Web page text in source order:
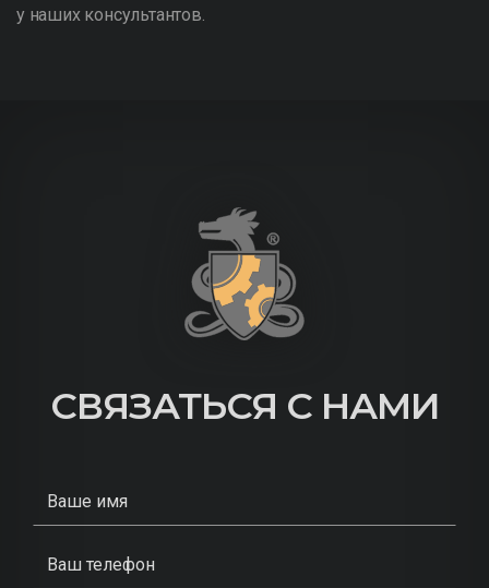
у наших консультантов.
СВЯЗАТЬСЯ С НАМИ